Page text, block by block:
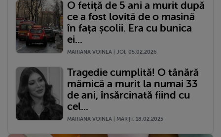
O fetiță de 5 ani a murit după
ce a fost lovită de o masină
în fața școlii. Era cu bunica
ei...
MARIANA VOINEA | JOI, 05.02.2026
Tragedie cumplită! O tânără
mămică a murit la numai 33
de ani, însărcinată fiind cu
cel...
MARIANA VOINEA | MARŢI, 18.02.2025